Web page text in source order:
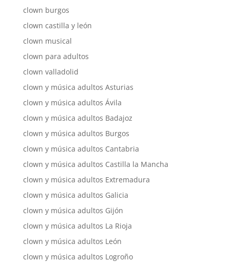
clown burgos
clown castilla y león
clown musical
clown para adultos
clown valladolid
clown y música adultos Asturias
clown y música adultos Ávila
clown y música adultos Badajoz
clown y música adultos Burgos
clown y música adultos Cantabria
clown y música adultos Castilla la Mancha
clown y música adultos Extremadura
clown y música adultos Galicia
clown y música adultos Gijón
clown y música adultos La Rioja
clown y música adultos León
clown y música adultos Logroño